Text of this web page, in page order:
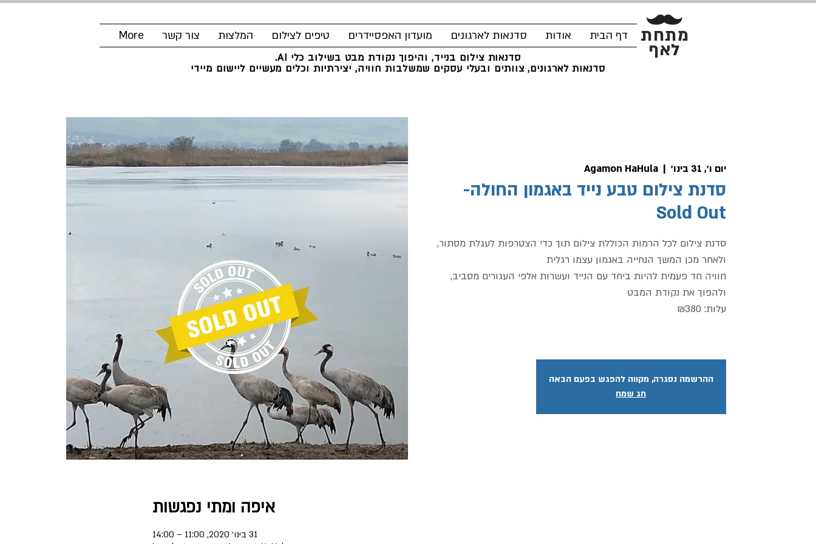
דף הבית אודות סדנאות לארגונים מועדון האפסיידרים טיפים לצילום המלצות צור קשר More
סדנאות צילום בנייד, והיפוך נקודת מבט בשילוב כלי AI.
סדנאות לארגונים, צוותים ובעלי עסקים שמשלבות חוויה, יצירתיות וכלים מעשיים ליישום מיידי
מתחת
לאף
יום ו׳, 31 בינו׳
  |
Agamon HaHula
סדנת צילום טבע נייד באגמון החולה-
Sold Out
סדנת צילום לכל הרמות הכוללת צילום תוך כדי הצטרפות לעגלת מסתור,
חוויה חד פעמית להיות ביחד עם הנייד ועשרות אלפי העגורים מסביב,
ההרשמה נסגרה, מקווה להפגש בפעם הבאה
חג שמח
איפה ומתי נפגשות
31 בינו׳ 2020, 11:00 – 14:00